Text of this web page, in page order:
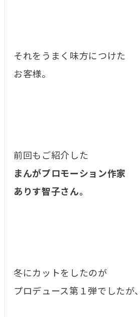
それをうまく味方につけた
お客様。
前回もご紹介した
まんがプロモーション作家
ありす智子さん。
冬にカットをしたのが
プロデュース第１弾でしたが、